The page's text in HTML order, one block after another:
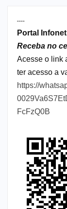
----
Portal
Receba no
Acesse o link
ter acesso a
https://
FcFzQ0B